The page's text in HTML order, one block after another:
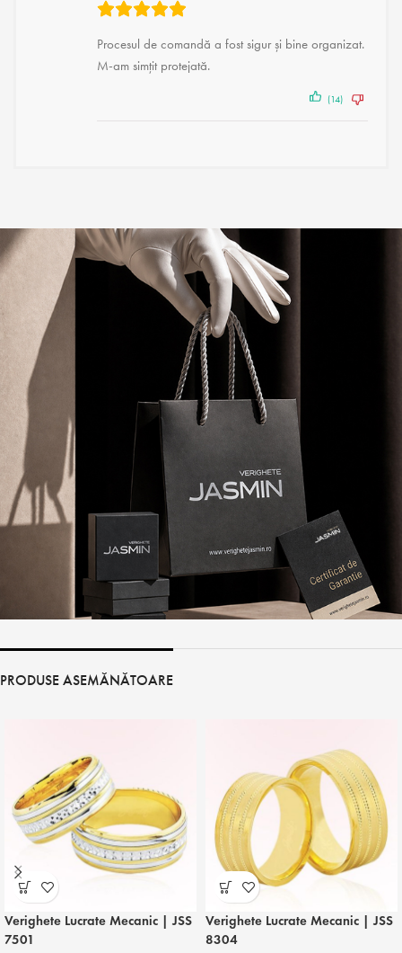
Procesul de comandă a fost sigur și bine organizat.
M-am simțit protejată.
(14)
PRODUSE ASEMĂNĂTOARE
Verighete Lucrate Mecanic | JSS
7501
Verighete Lucrate Mecanic | JSS
8304